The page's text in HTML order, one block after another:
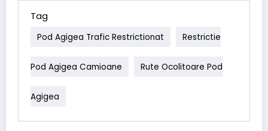
Tag
Pod Agigea Trafic Restrictionat Restrictie
Pod Agigea Camioane Rute Ocolitoare Pod
Agigea